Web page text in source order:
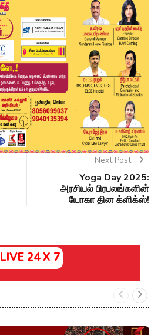
Next Post
Yoga Day 2025:
அரசியல் பிரபலங்களின்
யோகா தின க்ளிக்ஸ்!
LIVE 24 X 7